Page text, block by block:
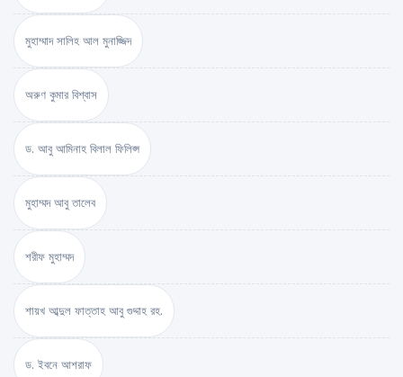
মুহাম্মাদ সালিহ আল মুনাজ্জিদ
অরুণ কুমার বিশ্বাস
ড. আবু আমিনাহ বিলাল ফিলিপ্স
মুহাম্মদ আবু তালেব
শরীফ মুহাম্মদ
শায়খ আব্দুল ফাত্তাহ আবু গুদ্দাহ রহ.
ড. ইবনে আশরাফ